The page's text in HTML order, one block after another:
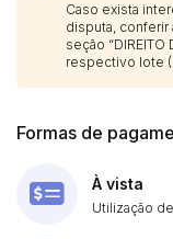
Caso exista
disputa, conferir
seção “DIREITO
respectivo lote
Formas de
À vista
Utilização